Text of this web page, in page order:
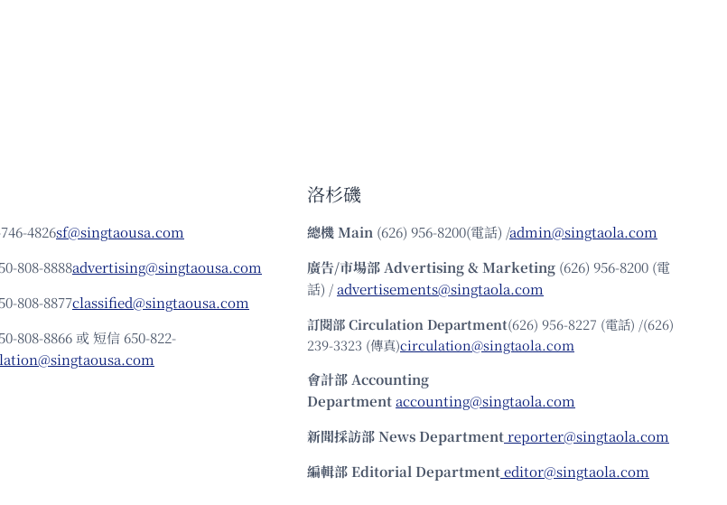
4826sf@singtaousa.com
808-8888advertising@singtaousa.com
808-8877classified@singtaousa.com
808-8866 或 短信 650-822-
洛杉磯
總機Main (626) 956-8200(電話) /admin@singtaola.com
廣告/市場部Advertising & Marketing (626) 956-8200 (電
話) /advertisements@singtaola.com
訂閱部 Circulation Department(626) 956-8227 (電話) /(626)
239-3323 (傳真)circulation@singtaola.com
會計部 Accounting
Departmentaccounting@singtaola.com
新聞採訪部 News Departmentreporter@singtaola.com
編輯部 Editorial Departmenteditor@singtaola.com